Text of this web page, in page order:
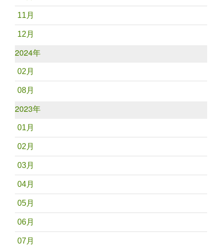
11月
12月
2024年
02月
08月
2023年
01月
02月
03月
04月
05月
06月
07月